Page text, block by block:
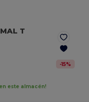
T
-15%
este almacén!